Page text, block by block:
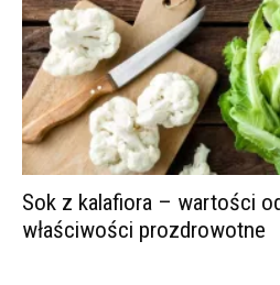
Sok z kalafiora – wartości
właściwości prozdrowotne